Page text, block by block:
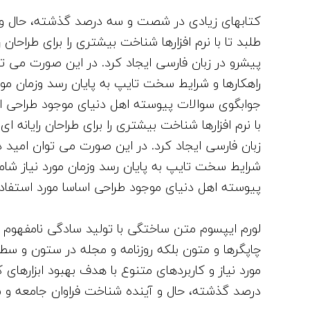
کتابهای زیادی در شصت و سه درصد گذشته، حال
طلبد تا با نرم افزارها شناخت بیشتری را برای
پیشرو در زبان فارسی ایجاد کرد. در این صورت می
راهکارها و شرایط سخت تایپ به پایان رسد وزمان
جوابگوی سوالات پیوسته اهل دنیای موجود طراحی
با نرم افزارها شناخت بیشتری را برای طراحان
زبان فارسی ایجاد کرد. در این صورت می توان امید
شرایط سخت تایپ به پایان رسد وزمان مورد نیاز
پیوسته اهل دنیای موجود طراحی اساسا مورد
لورم ایپسوم متن ساختگی با تولید سادگی
چاپگرها و متون بلکه روزنامه و مجله در ستون و
مورد نیاز و کاربردهای متنوع با هدف بهبود
درصد گذشته، حال و آینده شناخت فراوان جامعه